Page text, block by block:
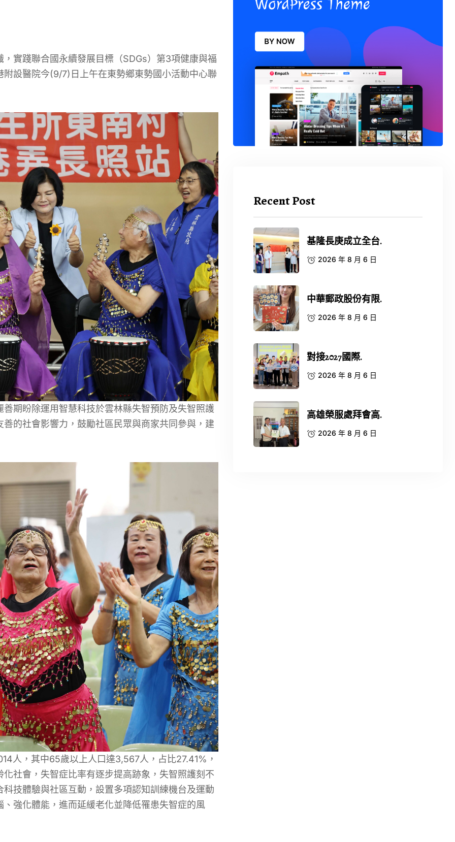
實踐聯合國永續發展目標（SDGs）第3項健康與福
設醫院今(9/7)日上午在東勢鄉東勢國小活動中心聯
期盼除運用智慧科技於雲林縣失智預防及失智照護
的社會影響力，鼓勵社區民眾與商家共同參與，建
人，其中65歲以上人口達3,567人，占比27.41%，
社會，失智症比率有逐步提高跡象，失智照護刻不
技體驗與社區互動，設置多項認知訓練機台及運動
強化體能，進而延緩老化並降低罹患失智症的風
Recent Post
基隆長庚成立全台.
2026 年 8 月 6 日
中華郵政股份有限.
2026 年 8 月 6 日
對接2027國際.
2026 年 8 月 6 日
高雄榮服處拜會高.
2026 年 8 月 6 日